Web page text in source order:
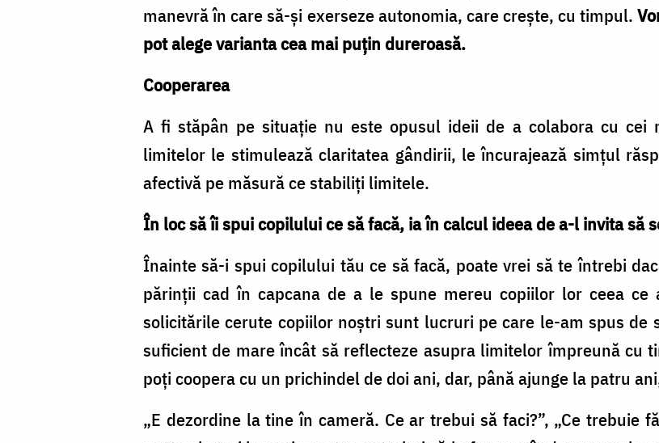
manevră în care să-și exerseze autonomia, care crește, cu timpul.
pot alege varianta cea mai puțin dureroasă.
Cooperarea
A fi stăpân pe situație nu este opusul ideii de a colabora cu cei
limitelor le stimulează claritatea gândirii, le încurajează simțul
afectivă pe măsură ce stabiliți limitele.
În loc să îi spui copilului ce să facă, ia în calcul ideea de a-l invita să
Înainte să-i spui copilului tău ce să facă, poate vrei să te întrebi
părinții cad în capcana de a le spune mereu copiilor lor ceea
solicitările cerute copiilor noștri sunt lucruri pe care le-am spus de
suficient de mare încât să reflecteze asupra limitelor împreună cu
poți coopera cu un prichindel de doi ani, dar, până ajunge la patru
„E dezordine la tine în cameră. Ce ar trebui să faci?”, „Ce trebuie